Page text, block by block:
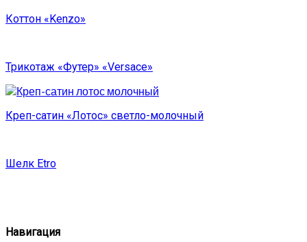
Коттон «Kenzo»
Трикотаж «Футер» «Versace»
Креп-сатин «Лотос» светло-молочный
Шелк Etro
Навигация